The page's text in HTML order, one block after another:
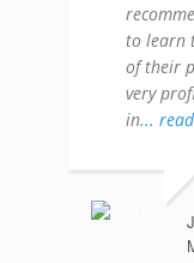
to learn
of their
very
in...